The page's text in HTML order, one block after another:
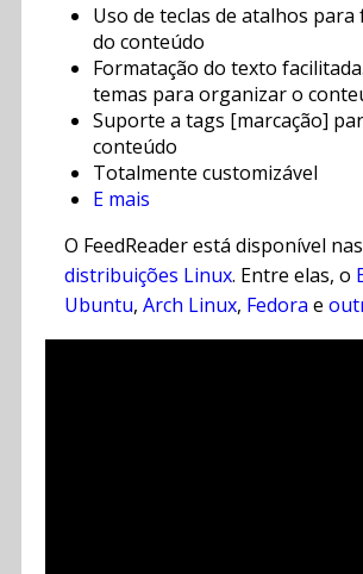
Uso de teclas de atalhos
do conteúdo
Formatação do texto
temas para organizar o
Suporte a tags [marcação]
conteúdo
Totalmente customizável
E mais
O FeedReader está disponível
distribuições Linux. Entre elas, o
Ubuntu, Arch Linux, Fedora e